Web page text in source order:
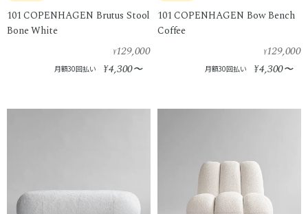
101 COPENHAGEN Brutus Stool
Bone White
¥129,000
月額30回払い ¥4,300〜
101 COPENHAGEN Bow Bench
Coffee
¥129,000
月額30回払い ¥4,300〜